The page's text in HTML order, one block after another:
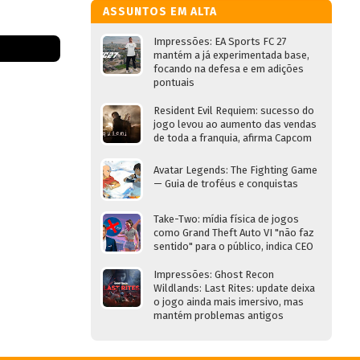
ASSUNTOS EM ALTA
Impressões: EA Sports FC 27
mantém a já experimentada base,
focando na defesa e em adições
pontuais
Resident Evil Requiem: sucesso do
jogo levou ao aumento das vendas
de toda a franquia, afirma Capcom
Avatar Legends: The Fighting Game
— Guia de troféus e conquistas
Take-Two: mídia física de jogos
como Grand Theft Auto VI "não faz
sentido" para o público, indica CEO
Impressões: Ghost Recon
Wildlands: Last Rites: update deixa
o jogo ainda mais imersivo, mas
mantém problemas antigos